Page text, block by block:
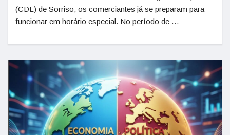
(CDL) de Sorriso, os comerciantes já se preparam para
funcionar em horário especial. No período de …